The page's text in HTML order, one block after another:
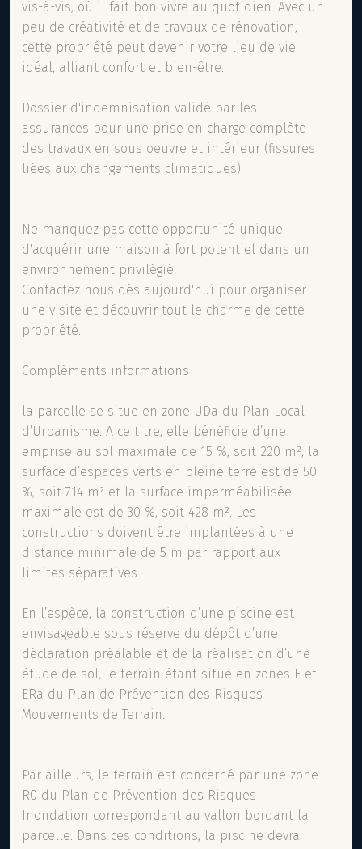
vis-à-vis, où il fait bon vivre au quotidien. Avec un
peu de créativité et de travaux de rénovation,
cette propriété peut devenir votre lieu de vie
idéal, alliant confort et bien-être.
Dossier d'indemnisation validé par les
assurances pour une prise en charge complète
des travaux en sous oeuvre et intérieur (fissures
liées aux changements climatiques)
Ne manquez pas cette opportunité unique
d'acquérir une maison à fort potentiel dans un
environnement privilégié.
Contactez nous dès aujourd'hui pour organiser
une visite et découvrir tout le charme de cette
propriété.
Compléments informations
la parcelle se situe en zone UDa du Plan Local
d’Urbanisme. A ce titre, elle bénéficie d’une
emprise au sol maximale de 15 %, soit 220 m², la
surface d’espaces verts en pleine terre est de 50
%, soit 714 m² et la surface imperméabilisée
maximale est de 30 %, soit 428 m². Les
constructions doivent être implantées à une
distance minimale de 5 m par rapport aux
limites séparatives.
En l’espèce, la construction d’une piscine est
envisageable sous réserve du dépôt d’une
déclaration préalable et de la réalisation d’une
étude de sol, le terrain étant situé en zones E et
ERa du Plan de Prévention des Risques
Mouvements de Terrain.
Par ailleurs, le terrain est concerné par une zone
R0 du Plan de Prévention des Risques
Inondation correspondant au vallon bordant la
parcelle. Dans ces conditions, la piscine devra